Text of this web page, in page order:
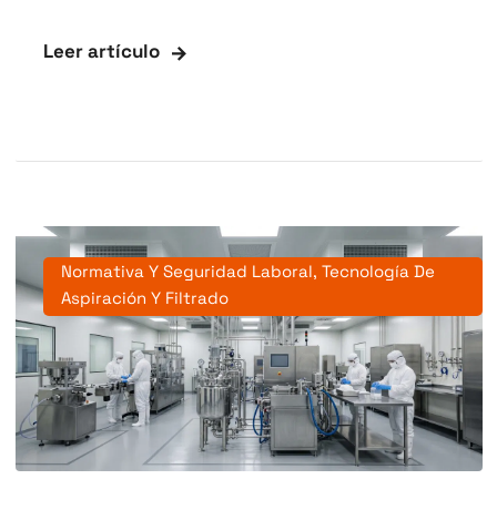
Leer artículo
Normativa Y Seguridad Laboral, Tecnología De
Aspiración Y Filtrado